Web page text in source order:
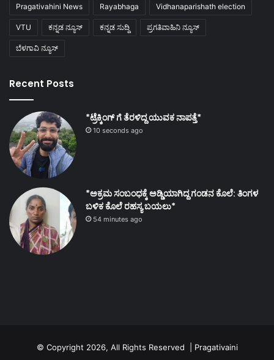
Pragativahini News Rayabhaga Vidhanaparishath election
VTU ಕನ್ನಡ ನ್ಯೂಸ್ ಕನ್ನಡ ಸುದ್ದಿ ಪ್ರಗತಿವಾಹಿನಿ ನ್ಯೂಸ್
ಬೆಳಗಾವಿ ನ್ಯೂಸ್
Recent Posts
*ಟ್ರೆಕ್ಕಿಂಗ್ ಗೆ ತೆರಳಿದ್ದ ಯುವಕ ನಾಪತ್ತೆ*
10 seconds ago
*ಅಕ್ರಮ ಸಂಬಂಧಕ್ಕೆ ಅಡ್ಡಿಯಾಗಿದ್ದ ಗಂಡನ ಕೊಲೆ: ತಿಂಗಳ
ಬಳಿಕ ಕೊಲೆ ರಹಸ್ಯ ಬಯಲು*
54 minutes ago
© Copyright 2026, All Rights Reserved | Pragativaini